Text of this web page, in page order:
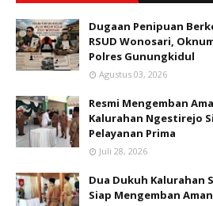
Dugaan Penipuan
RSUD Wonosari,
Polres Gunungkidul
Agustus 03, 2026
Resmi Mengemban
Kalurahan Ngestirejo
Pelayanan Prima
Juli 28, 2026
Dua Dukuh Kalurahan
Siap Mengemban